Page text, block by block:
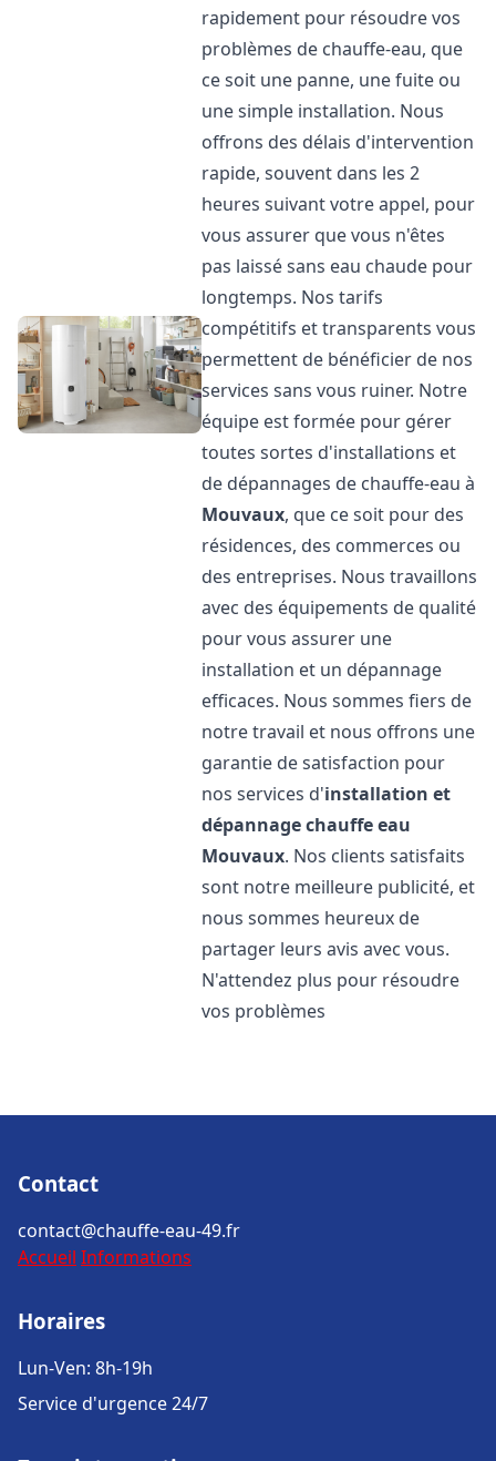
rapidement pour résoudre vos
problèmes de chauffe-eau, que
ce soit une panne, une fuite ou
une simple installation. Nous
offrons des délais d'intervention
rapide, souvent dans les 2
heures suivant votre appel, pour
vous assurer que vous n'êtes
pas laissé sans eau chaude pour
longtemps. Nos tarifs
compétitifs et transparents vous
permettent de bénéficier de nos
services sans vous ruiner. Notre
équipe est formée pour gérer
toutes sortes d'installations et
de dépannages de chauffe-eau à
Mouvaux, que ce soit pour des
résidences, des commerces ou
des entreprises. Nous travaillons
avec des équipements de qualité
pour vous assurer une
installation et un dépannage
efficaces. Nous sommes fiers de
notre travail et nous offrons une
garantie de satisfaction pour
nos services d'installation et
dépannage chauffe eau
Mouvaux. Nos clients satisfaits
sont notre meilleure publicité, et
nous sommes heureux de
partager leurs avis avec vous.
N'attendez plus pour résoudre
vos problèmes
Contact
contact@chauffe-eau-49.fr
Accueil Informations
Horaires
Lun-Ven: 8h-19h
Service d'urgence 24/7